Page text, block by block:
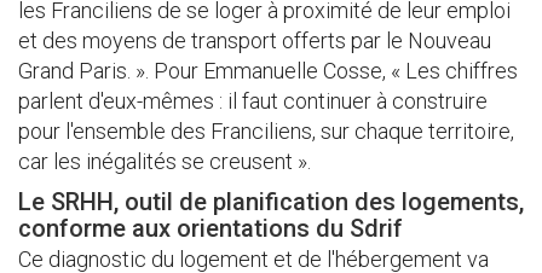
les Franciliens de se loger à proximité de leur emploi
et des moyens de transport offerts par le Nouveau
Grand Paris. ». Pour Emmanuelle Cosse, « Les chiffres
parlent d'eux-mêmes : il faut continuer à construire
pour l'ensemble des Franciliens, sur chaque territoire,
car les inégalités se creusent ».
Le SRHH, outil de planification des logements,
conforme aux orientations du Sdrif
Ce diagnostic du logement et de l'hébergement va